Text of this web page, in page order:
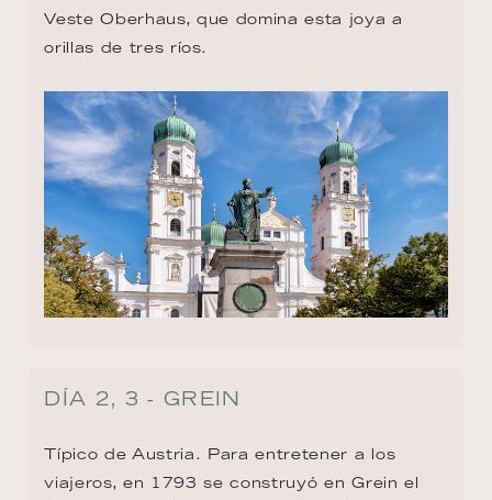
Veste Oberhaus, que domina esta joya a
orillas de tres ríos.
DÍA 2, 3 - GREIN
Típico de Austria. Para entretener a los
viajeros, en 1793 se construyó en Grein el